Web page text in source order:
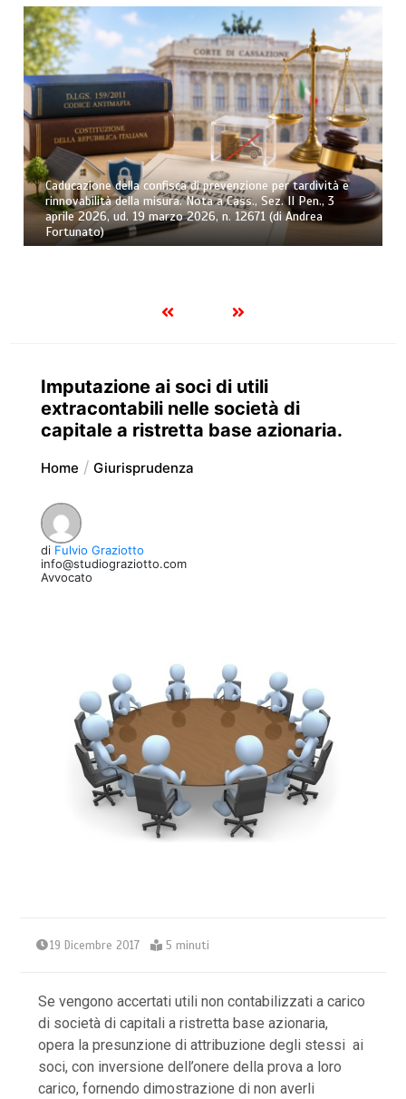
Caducazione della confisca di prevenzione per tardività e
rinnovabilità della misura. Nota a Cass., Sez. II Pen., 3
aprile 2026, ud. 19 marzo 2026, n. 12671 (di Andrea
Fortunato)
Imputazione ai soci di utili
extracontabili nelle società di
capitale a ristretta base azionaria.
Home Giurisprudenza
di Fulvio Graziotto
info@studiograziotto.com
Avvocato
19 Dicembre 2017 5 minuti
Se vengono accertati utili non contabilizzati a carico
di società di capitali a ristretta base azionaria,
opera la presunzione di attribuzione degli stessi ai
soci, con inversione dell’onere della prova a loro
carico, fornendo dimostrazione di non averli